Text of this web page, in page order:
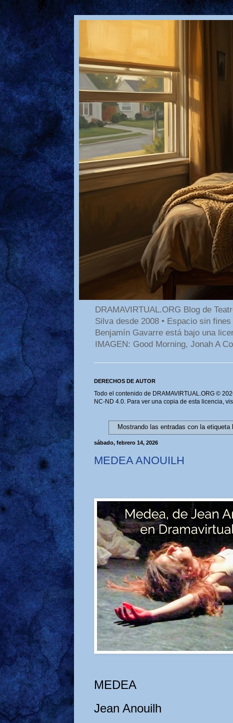
DRAMAVIRTUAL.ORG Blog de
Silva desde 2008 • Espacio sin
Benjamín Gavarre está bajo una
IMAGEN: Good Morning, Jonah A
DERECHOS DE AUTOR
Todo el contenido de DRAMAVIRTUAL.ORG ©
NC-ND 4.0. Para ver una copia de esta licencia,
Mostrando las entradas con la etiqueta
sábado, febrero 14, 2026
MEDEA ANOUILH
MEDEA
Jean Anouilh